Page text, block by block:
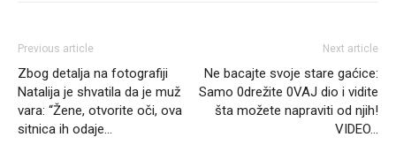
Previous article
Zbog detalja na fotografiji
Natalija je shvatila da je muž
vara: “Žene, otvorite oči, ova
sitnica ih odaje…
Next article
Ne bacajte svoje stare gaćice:
Samo 0drežite 0VAJ dio i vidite
šta možete napraviti od njih!
VIDEO…